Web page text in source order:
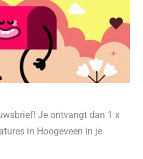
Je ontvangt dan 1 x
in Hoogeveen in je